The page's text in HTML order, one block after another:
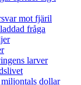
mot fjäril
fråga
larver
dollar